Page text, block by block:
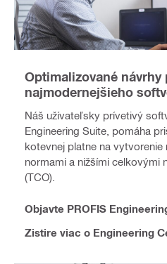
Optimalizované návrhy
najmodernejšieho
Náš užívateľsky prívetivý
Engineering Suite, pomáha
kotevnej platne na vytvorenie
normami a nižšími celkovými
(TCO).
Objavte PROFIS
Zistire viac o Engineering